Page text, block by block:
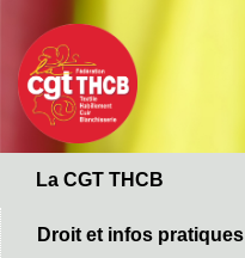
contenu
principal
La CGT THCB
Droit et infos pratiques